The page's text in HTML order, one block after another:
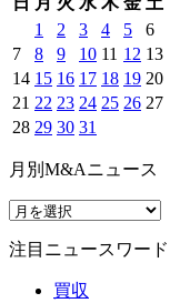
1
2 3 4 5
6
7
8 9 10 11 12 13
14 15 16 17 18 19 20
21 22 23 24 25 26 27
28 29 30 31
月別M&Aニュース
注目ニュースワード
買収